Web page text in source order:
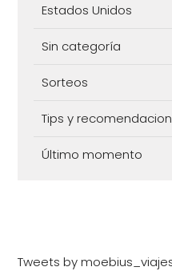
Estados Unidos
Sin categoría
Sorteos
Tips y
Último momento
Tweets by